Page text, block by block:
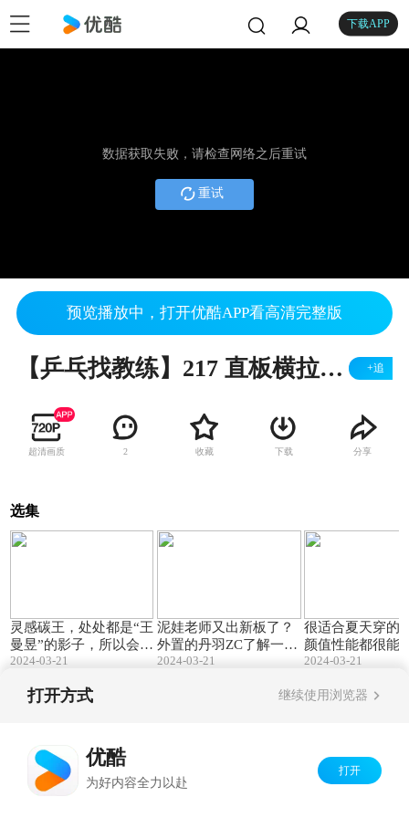
下载APP
数据获取失败，请检查网络之后重试
重试
预览播放中，打开优酷APP看高清完整版
【乒乓找教练】217 直板横拉纠错指南 +追
超清画质 2 收藏 下载 分享
选集
灵感碳王，处处都是“王
曼昱”的影子，所以会改
名吗？MN10
2024-03-21
泥娃老师又出新板了？
外置的丹羽ZC了解一
下！MN09
2024-03-21
很适合夏天穿的
颜值性能都很能
N08
2024-03-21
打开方式 继续使用浏览器
优酷
为好内容全力以赴
打开